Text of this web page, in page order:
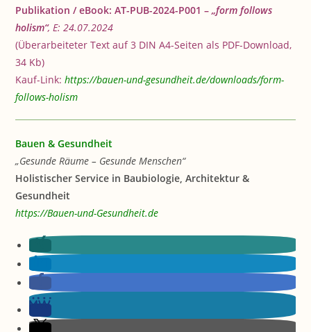
Publikation / eBook: AT-PUB-2024-P001 – „form follows
holism“, E: 24.07.2024
(Überarbeiteter Text auf 3 DIN A4-Seiten als PDF-Download,
34 Kb)
Kauf-Link: https://bauen-und-gesundheit.de/downloads/form-
follows-holism
Bauen & Gesundheit
„Gesunde Räume – Gesunde Menschen“
Holistischer Service in Baubiologie, Architektur &
Gesundheit
https://Bauen-und-Gesundheit.de